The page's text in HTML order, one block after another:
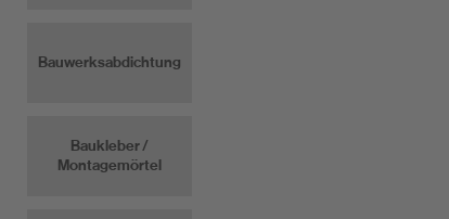
Bauwerksabdichtung
Baukleber /
Montagemörtel